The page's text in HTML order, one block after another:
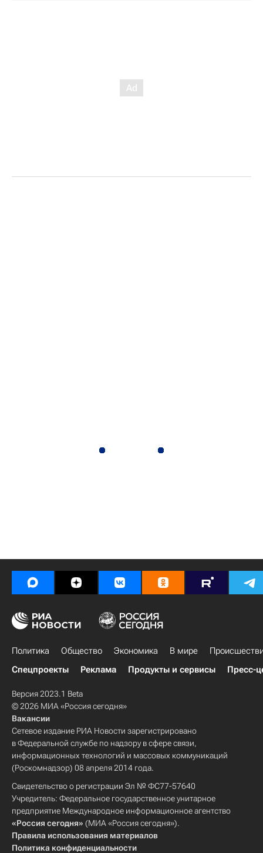
Политика Общество Экономика В мире
Спецпроекты
Реклама Продукты и сервисы Пресс-
Версия 2023.1 Beta
© 2026 МИА «Россия сегодня»
Вакансии
Сетевое издание РИА Новости зарегистрировано
в Федеральной службе по надзору в сфере связи,
информационных технологий и массовых коммуникаций
(Роскомнадзор) 08 апреля 2014 года.
Свидетельство о регистрации Эл № ФС77-57640
Учредитель: Федеральное государственное унитарное
предприятие Международное информационное агентство
«Россия сегодня» (МИА «Россия сегодня»).
Правила использования материалов
Политика конфиденциальности